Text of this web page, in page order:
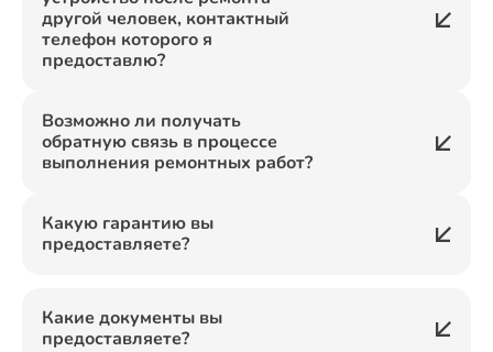
другой человек, контактный
телефон которого я
предоставлю?
Возможно ли получать
обратную связь в процессе
выполнения ремонтных работ?
Какую гарантию вы
предоставляете?
Какие документы вы
предоставляете?